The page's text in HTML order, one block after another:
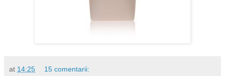
at 14:25 15 comentarii: